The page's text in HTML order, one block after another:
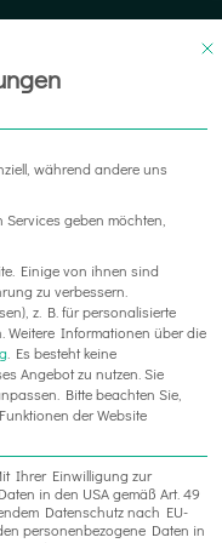
während andere uns
geben möchten,
Einige von ihnen sind
zu verbessern.
z. B. für personalisierte
Weitere Informationen über die
Es besteht keine
Angebot zu nutzen. Sie
Bitte beachten Sie,
der Website
Ihrer Einwilligung zur
in den USA gemäß Art. 49
Datenschutz nach EU-
personenbezogene Daten in